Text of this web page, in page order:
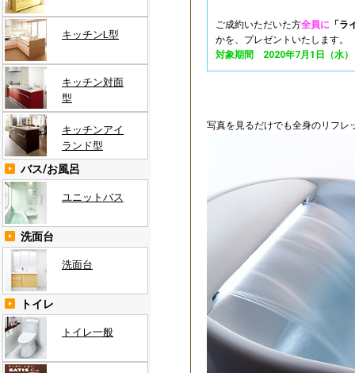
ご成約いただいた方全員に 「ラ
かを、プレゼントいたします。
対象期間 2020年7月1日（水）
写真を見るだけでも全身のリフレ
キッチンL型
キッチン対面
型
キッチンアイ
ランド型
バス/お風呂
ユニットバス
洗面台
洗面台
トイレ
トイレ一般